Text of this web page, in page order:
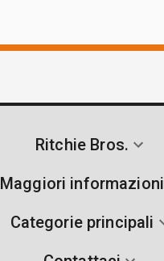
Ritchie Bros.
Maggiori informazioni
Categorie principali